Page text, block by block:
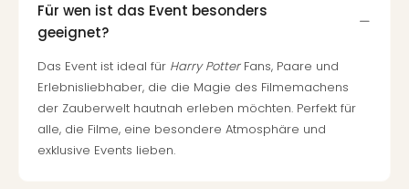
Für wen ist das Event besonders
geeignet?
Das Event ist ideal für Harry PotterFans, Paare und
Erlebnisliebhaber, die die Magie des Filmemachens
der Zauberwelt hautnah erleben möchten. Perfekt für
alle, die Filme, eine besondere Atmosphäre und
exklusive Events lieben.